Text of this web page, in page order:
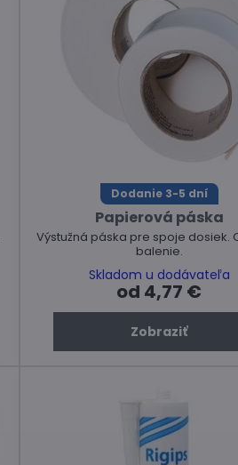
Dodanie 3-5 dní
Papierová páska
Výstužná páska pre spoje dosiek.
balenie.
Skladom u dodávateľa
od 4,77 €
Zobraziť